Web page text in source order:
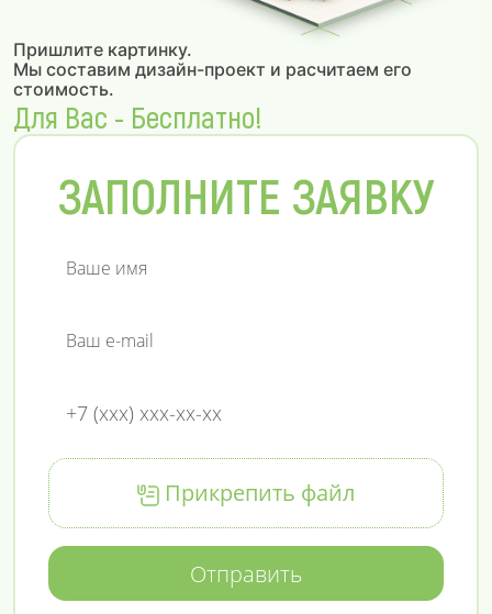
Пришлите картинку.
Мы составим дизайн-проект и расчитаем его
стоимость.
Для Вас - Бесплатно!
ЗАПОЛНИТЕ ЗАЯВКУ
Прикрепить файл
Отправить